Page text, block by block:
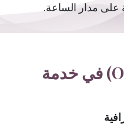
على مدار الساعة.
قوة نظام أودو (Odoo) في خدمة